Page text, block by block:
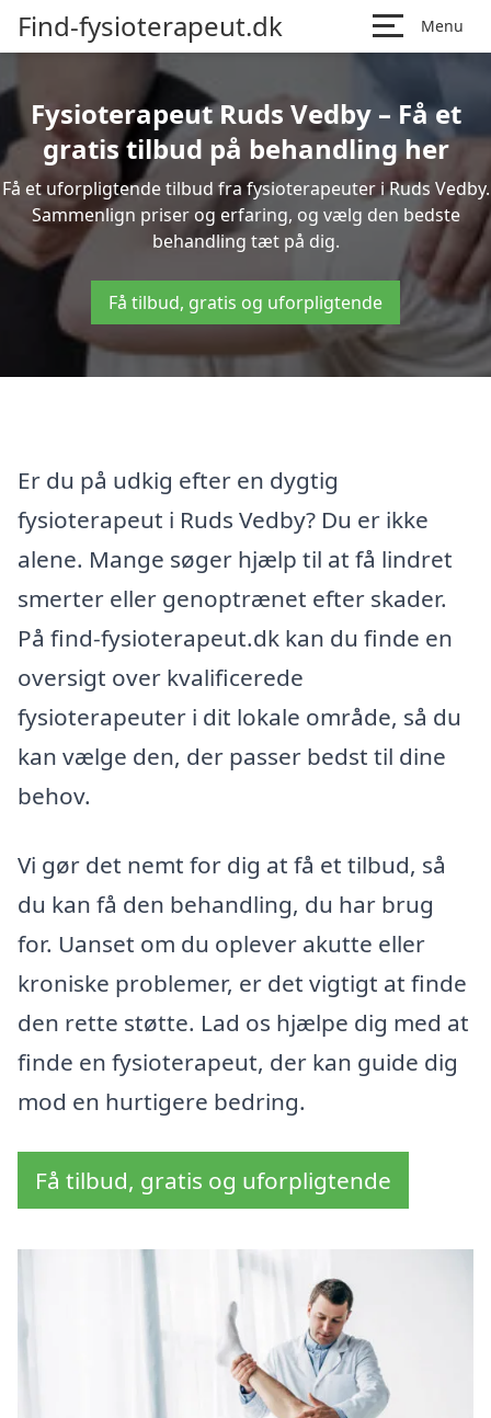
Find-fysioterapeut.dk Menu
Fysioterapeut Ruds Vedby – Få et
gratis tilbud på behandling her
Få et uforpligtende tilbud fra fysioterapeuter i Ruds Vedby.
Sammenlign priser og erfaring, og vælg den bedste
behandling tæt på dig.
Få tilbud, gratis og uforpligtende
Er du på udkig efter en dygtig
fysioterapeut i Ruds Vedby? Du er ikke
alene. Mange søger hjælp til at få lindret
smerter eller genoptrænet efter skader.
På find-fysioterapeut.dk kan du finde en
oversigt over kvalificerede
fysioterapeuter i dit lokale område, så du
kan vælge den, der passer bedst til dine
behov.
Vi gør det nemt for dig at få et tilbud, så
du kan få den behandling, du har brug
for. Uanset om du oplever akutte eller
kroniske problemer, er det vigtigt at finde
den rette støtte. Lad os hjælpe dig med at
finde en fysioterapeut, der kan guide dig
mod en hurtigere bedring.
Få tilbud, gratis og uforpligtende